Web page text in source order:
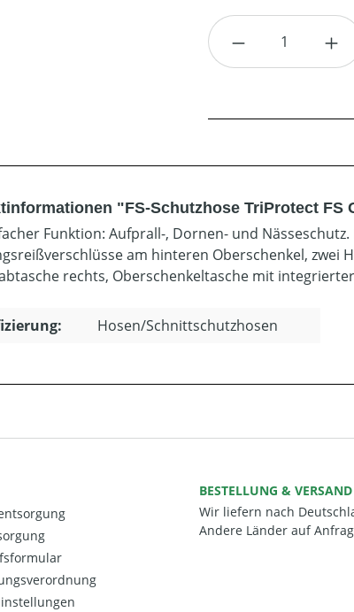
Produkt
"FS-Schutzhose TriProtect FS
Funktion: Aufprall-, Dornen- und
am hinteren Oberschenkel, zwei
rechts, Oberschenkeltasche mit
Hosen/Schnittschutzhosen
BESTELLUNG & VERSAND
Wir liefern nach
Andere Länder auf